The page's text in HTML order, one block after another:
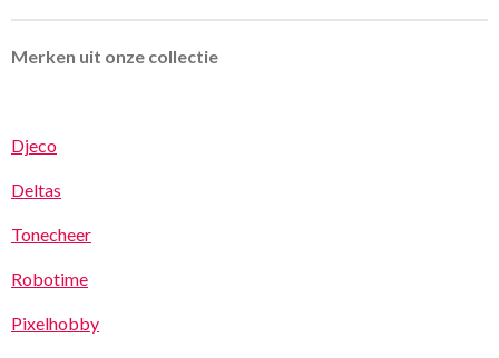
Merken uit onze collectie
Djeco
Deltas
Tonecheer
Robotime
Pixelhobby